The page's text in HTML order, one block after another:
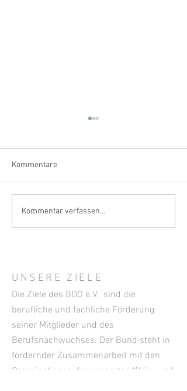
Empfohlene Beiträge aus
den IVES-Fachmagazinen –
Kommentare
Kommentar verfassen...
UNSERE ZIELE
Die Ziele des BDO e.V. sind die
berufliche und fachliche Förderung
seiner Mitglieder und des
Berufsnachwuchses. Der Bund steht in
fördernder Zusammenarbeit mit den
Organisationen der gesamten Wein- und